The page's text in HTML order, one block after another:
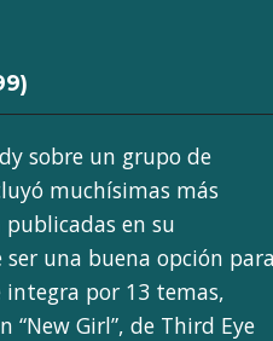
sobre un grupo de
muchísimas más
en su
una buena opción para
integra por 13 temas,
“New Girl”, de Third Eye